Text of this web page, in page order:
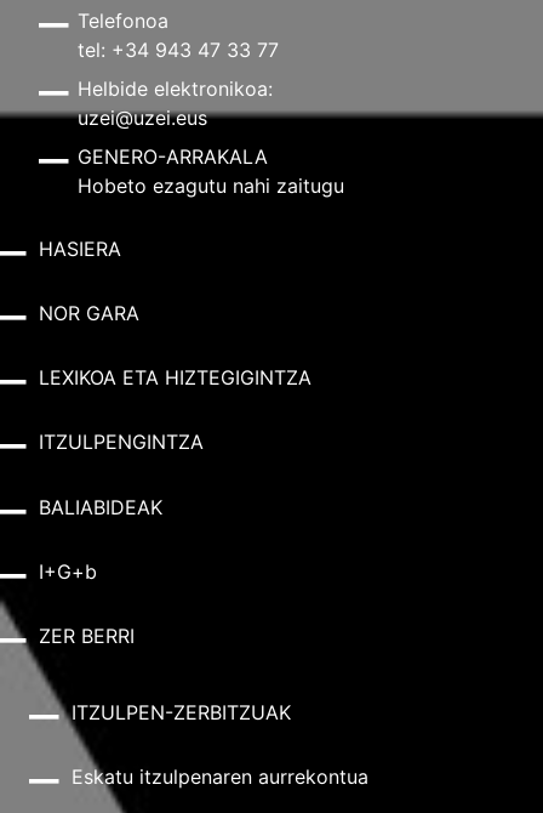
Telefonoa
tel: +34 943 47 33 77
Helbide elektronikoa:
uzei@uzei.eus
GENERO-ARRAKALA
Hobeto ezagutu nahi zaitugu
HASIERA
NOR GARA
LEXIKOA ETA HIZTEGIGINTZA
ITZULPENGINTZA
BALIABIDEAK
I+G+b
ZER BERRI
ITZULPEN-ZERBITZUAK
Eskatu itzulpenaren aurrekontua